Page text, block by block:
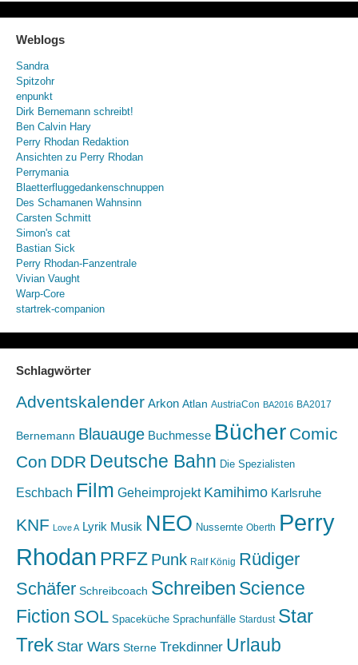
Weblogs
Sandra
Spitzohr
enpunkt
Dirk Bernemann schreibt!
Ben Calvin Hary
Perry Rhodan Redaktion
Ansichten zu Perry Rhodan
Perrymania
Blaetterfluggedankenschnuppen
Des Schamanen Wahnsinn
Carsten Schmitt
Simon's cat
Bastian Sick
Perry Rhodan-Fanzentrale
Vivian Vaught
Warp-Core
startrek-companion
Schlagwörter
Adventskalender Arkon Atlan AustriaCon BA2016 BA2017
Bernemann Blauauge Buchmesse Bücher Comic
Con DDR Deutsche Bahn Die Spezialisten
Eschbach Film Geheimprojekt Kamihimo Karlsruhe
KNF Love A Lyrik Musik NEO Nussernte Oberth Perry
Rhodan PRFZ Punk Ralf König Rüdiger
Schäfer Schreibcoach Schreiben Science
Fiction SOL Spaceküche Sprachunfälle Stardust Star
Trek Star Wars Sterne Trekdinner Urlaub